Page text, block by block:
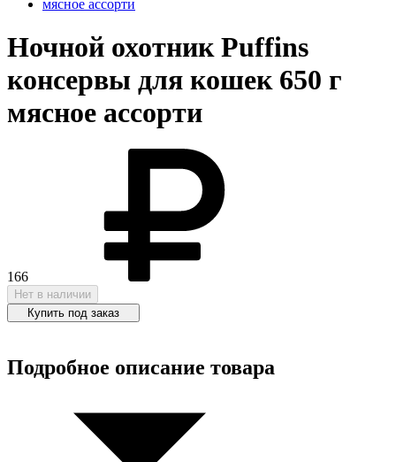
Ночной охотник Puffins
консервы для кошек 650 г
мясное ассорти
166
Нет в наличии
Купить под заказ
Подробное описание товара